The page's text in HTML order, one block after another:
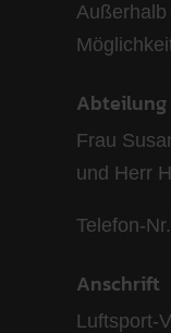
Außerhalb
Abteilung
Frau
und Herr
Telefon-
Anschrift
Luftsport-